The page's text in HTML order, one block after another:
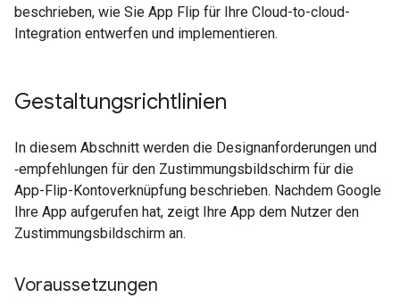
beschrieben, wie Sie App Flip für Ihre Cloud-to-cloud-
Integration entwerfen und implementieren.
Gestaltungsrichtlinien
In diesem Abschnitt werden die Designanforderungen und
‑empfehlungen für den Zustimmungsbildschirm für die
App-Flip-Kontoverknüpfung beschrieben. Nachdem Google
Ihre App aufgerufen hat, zeigt Ihre App dem Nutzer den
Zustimmungsbildschirm an.
Voraussetzungen